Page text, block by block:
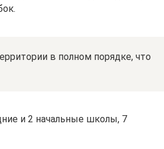
в полном порядке, что
и 2 начальные школы, 7